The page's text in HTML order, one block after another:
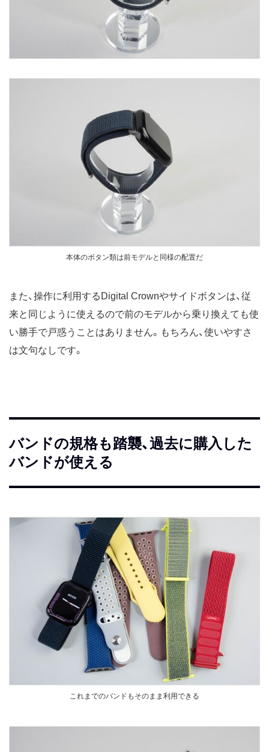
本体のボタン類は前モデルと同様の配置だ
また、操作に利用するDigital Crownやサイドボタンは、従
来と同じように使えるので前のモデルから乗り換えても使
い勝手で戸惑うことはありません。もちろん、使いやすさ
は文句なしです。
バンドの規格も踏襲、過去に購入した
バンドが使える
これまでのバンドもそのまま利用できる